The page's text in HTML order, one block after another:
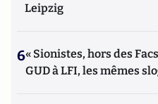
Leipzig
6« Sionistes, hors des
GUD à LFI, les mêmes